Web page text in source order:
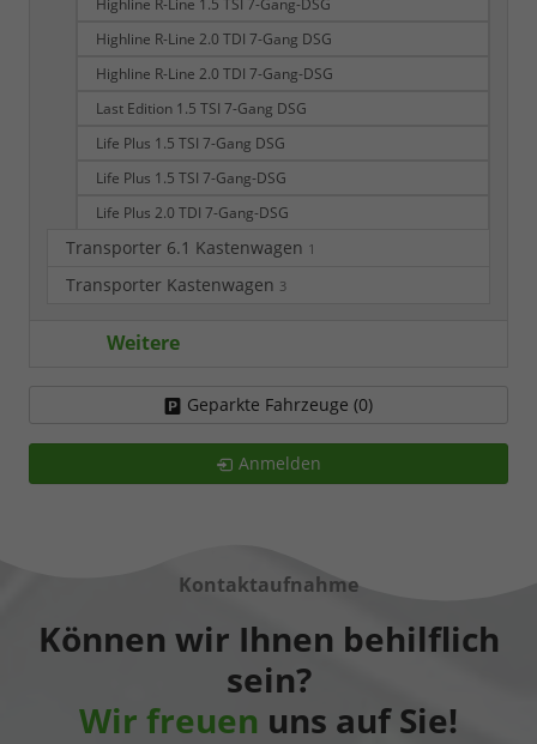
Highline R-Line 1.5 TSI 7-Gang-DSG
Highline R-Line 2.0 TDI 7-Gang DSG
Highline R-Line 2.0 TDI 7-Gang-DSG
Last Edition 1.5 TSI 7-Gang DSG
Life Plus 1.5 TSI 7-Gang DSG
Life Plus 1.5 TSI 7-Gang-DSG
Life Plus 2.0 TDI 7-Gang-DSG
Transporter 6.1 Kastenwagen 1
Transporter Kastenwagen 3
Weitere
Geparkte Fahrzeuge (0)
Anmelden
Kontaktaufnahme
Können wir Ihnen behilflich
sein?
Wir freuen uns auf Sie!